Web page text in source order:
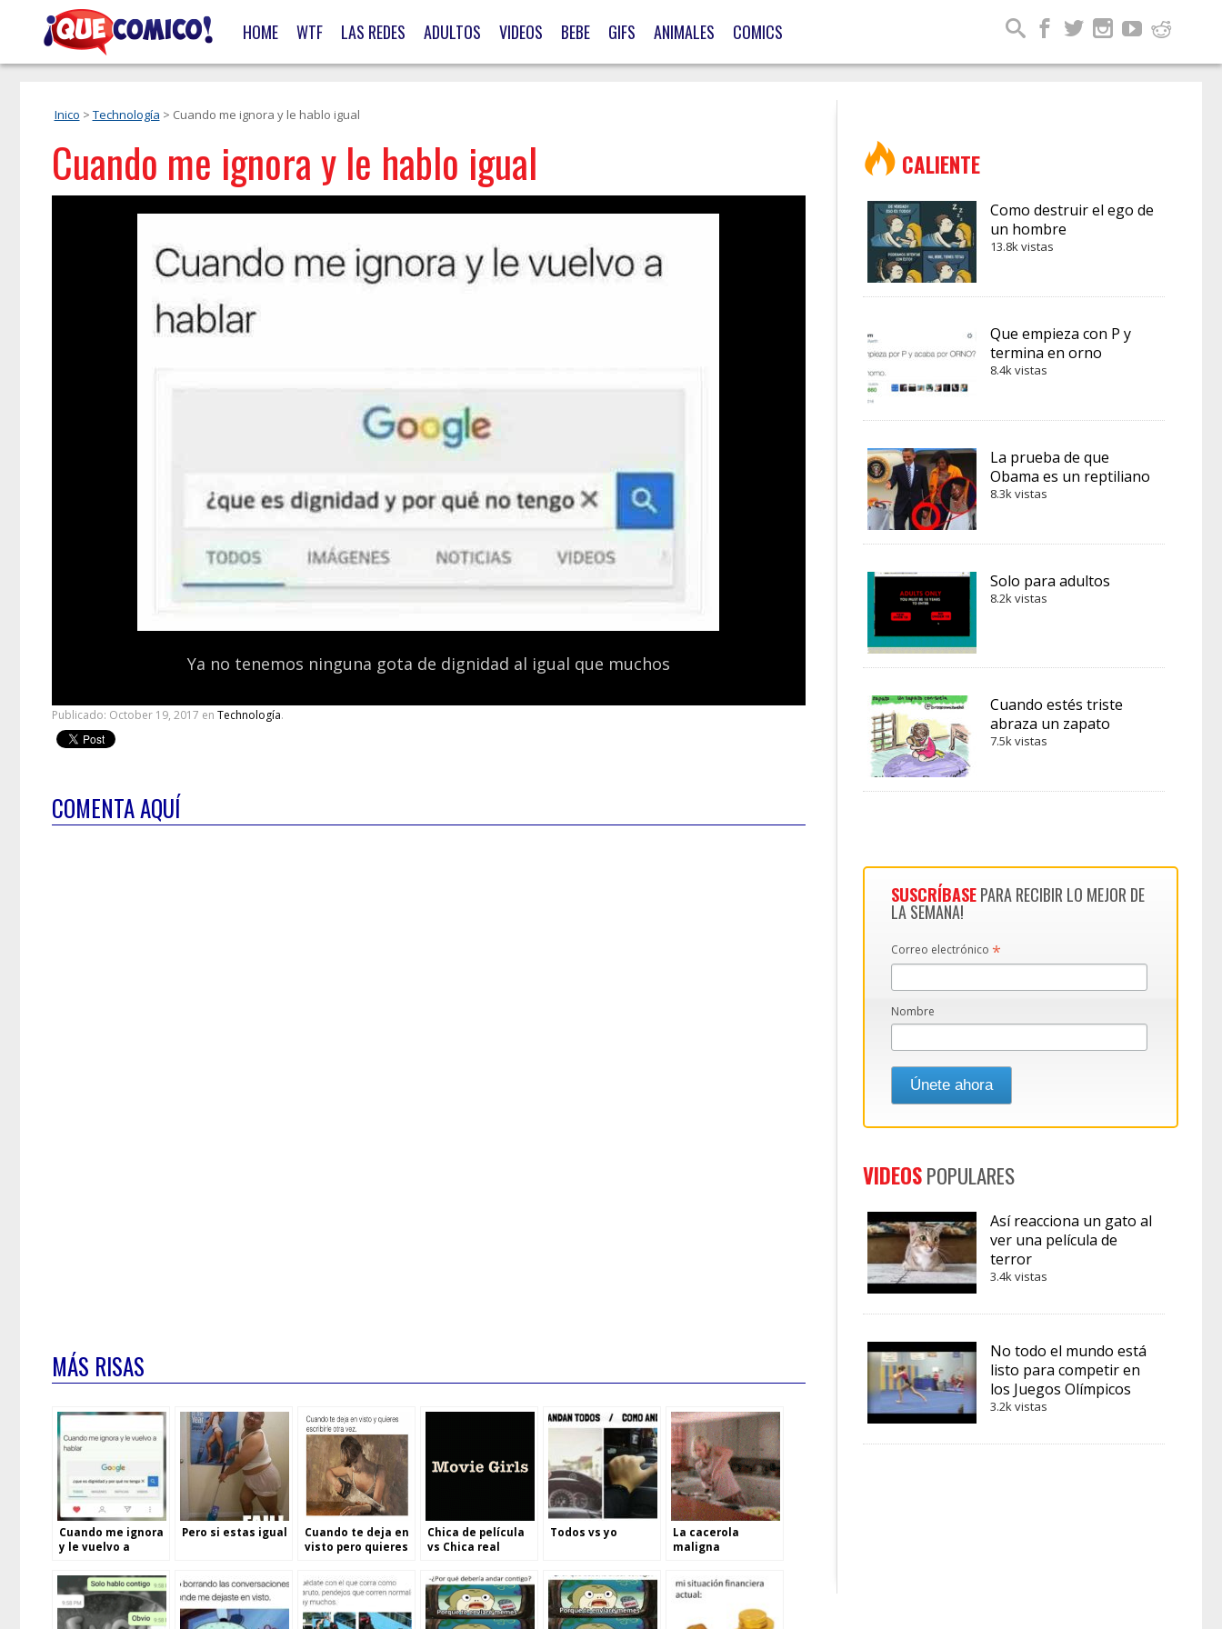
HOME WTF LAS REDES ADULTOS VIDEOS BEBE GIFS ANIMALES COMICS
Inico > Technología > Cuando me ignora y le hablo igual
Cuando me ignora y le hablo igual
Ya no tenemos ninguna gota de dignidad al igual que muchos
Publicado: October 19, 2017 en Technología.
COMENTA AQUÍ
MÁS RISAS
Cuando me ignora
y le vuelvo a
Pero si estas igual
Cuando te deja en
visto pero quieres
Chica de película
vs Chica real
Todos vs yo
La cacerola
maligna
CALIENTE
Como destruir el ego de
un hombre
13.8k vistas
Que empieza con P y
termina en orno
8.4k vistas
La prueba de que
Obama es un reptiliano
8.3k vistas
Solo para adultos
8.2k vistas
Cuando estés triste
abraza un zapato
7.5k vistas
SUSCRÍBASEPARA RECIBIR LO MEJOR DE
LA SEMANA!
Correo electrónico *
Nombre
VIDEOSPOPULARES
Así reacciona un gato al
ver una película de
terror
3.4k vistas
No todo el mundo está
listo para competir en
los Juegos Olímpicos
3.2k vistas